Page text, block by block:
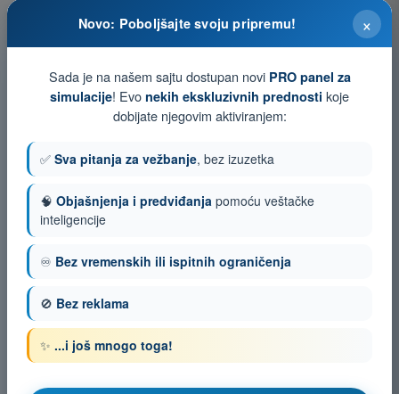
×
Novo: Poboljšajte svoju pripremu!
Sada je na našem sajtu dostupan novi PRO panel za
simulacije! Evo nekih ekskluzivnih prednosti koje
dobijate njegovim aktiviranjem:
✅ Sva pitanja za vežbanje, bez izuzetka
🧠 Objašnjenja i predviđanja pomoću veštačke
inteligencije
♾️ Bez vremenskih ili ispitnih ograničenja
🚫 Bez reklama
✨ ...i još mnogo toga!